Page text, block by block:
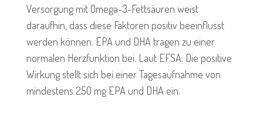
Versorgung mit Omega-3-Fettsäuren weist
daraufhin, dass diese Faktoren positiv beeinflusst
werden können. EPA und DHA tragen zu einer
normalen Herzfunktion bei. Laut EFSA: Die positive
Wirkung stellt sich bei einer Tagesaufnahme von
mindestens 250 mg EPA und DHA ein.